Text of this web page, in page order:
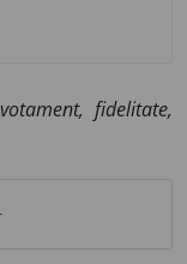
fidelitate,